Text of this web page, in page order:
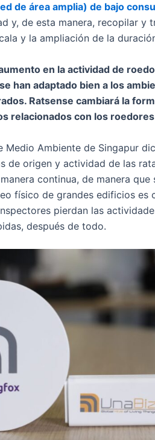
de área amplia) de bajo
y, de esta manera, recopilar y
y la ampliación de la
en la actividad de
han adaptado bien a los
Ratsense cambiará la
relacionados con los
Medio Ambiente de Singapur
de origen y actividad de las
continua, de manera
físico de grandes edificios es
pierdan las
después de todo.